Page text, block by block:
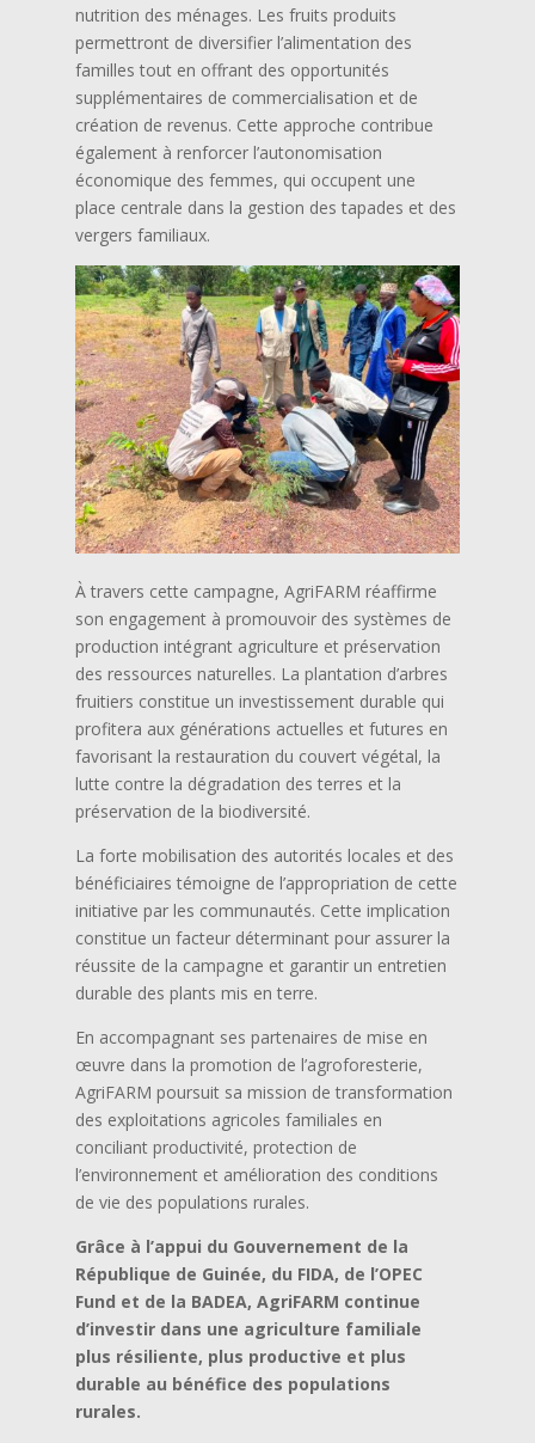
nutrition des ménages. Les fruits produits
permettront de diversifier l’alimentation des
familles tout en offrant des opportunités
supplémentaires de commercialisation et de
création de revenus. Cette approche contribue
également à renforcer l’autonomisation
économique des femmes, qui occupent une
place centrale dans la gestion des tapades et des
vergers familiaux.
À travers cette campagne, AgriFARM réaffirme
son engagement à promouvoir des systèmes de
production intégrant agriculture et préservation
des ressources naturelles. La plantation d’arbres
fruitiers constitue un investissement durable qui
profitera aux générations actuelles et futures en
favorisant la restauration du couvert végétal, la
lutte contre la dégradation des terres et la
préservation de la biodiversité.
La forte mobilisation des autorités locales et des
bénéficiaires témoigne de l’appropriation de cette
initiative par les communautés. Cette implication
constitue un facteur déterminant pour assurer la
réussite de la campagne et garantir un entretien
durable des plants mis en terre.
En accompagnant ses partenaires de mise en
œuvre dans la promotion de l’agroforesterie,
AgriFARM poursuit sa mission de transformation
des exploitations agricoles familiales en
conciliant productivité, protection de
l’environnement et amélioration des conditions
de vie des populations rurales.
Grâce à l’appui du Gouvernement de la
République de Guinée, du FIDA, de l’OPEC
Fund et de la BADEA, AgriFARM continue
d’investir dans une agriculture familiale
plus résiliente, plus productive et plus
durable au bénéfice des populations
rurales.